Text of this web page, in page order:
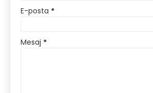
E-posta *
Mesaj *